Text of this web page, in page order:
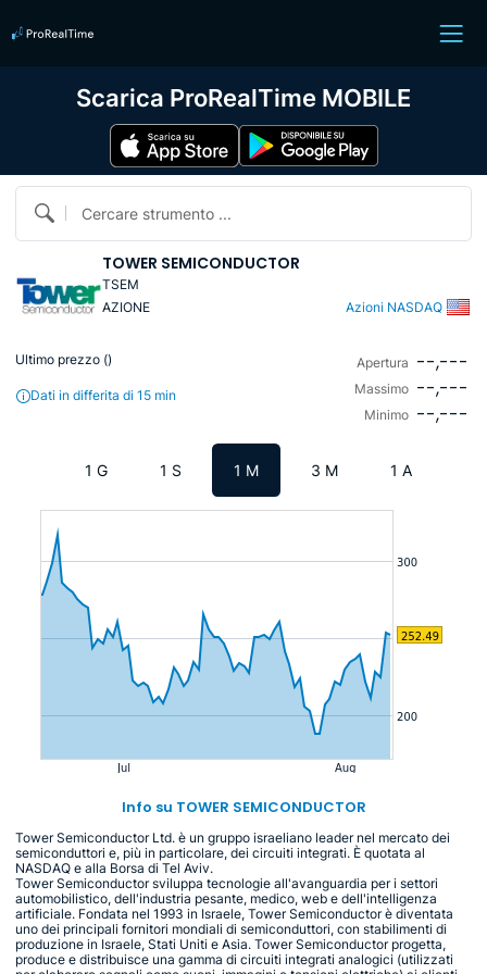
Cercare strumento ...
TOWER SEMICONDUCTOR
TSEM
AZIONE
Azioni NASDAQ
Ultimo prezzo ()
Dati in differita di 15 min
Apertura --,---
Massimo --,---
Minimo --,---
1 G 1 S 1 M 3 M 1 A
Info su TOWER SEMICONDUCTOR
Tower Semiconductor Ltd. è un gruppo israeliano leader nel mercato dei
semiconduttori e, più in particolare, dei circuiti integrati. È quotata al
NASDAQ e alla Borsa di Tel Aviv.
Tower Semiconductor sviluppa tecnologie all'avanguardia per i settori
automobilistico, dell'industria pesante, medico, web e dell'intelligenza
artificiale. Fondata nel 1993 in Israele, Tower Semiconductor è diventata
uno dei principali fornitori mondiali di semiconduttori, con stabilimenti di
produzione in Israele, Stati Uniti e Asia. Tower Semiconductor progetta,
produce e distribuisce una gamma di circuiti integrati analogici (utilizzati
Scarica ProRealTime MOBILE